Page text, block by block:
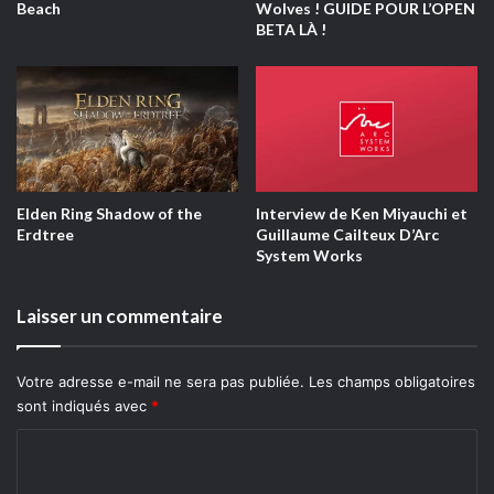
utilisées. L’accent a été mis sur l’épique, pourtant les
compositions sont régulièrement mal utilisées. On se
retrouve souvent avec des envolées dignes des plus
grands opéra, pour parler cuisine, pêche ou de banalités.
On notera qu’elles soutiennent bien l’action qui représente
tout de même 80% de la durée de vie du titre. Quoi qu’il en
soit, le mot qui qualifie le mieux les musiques sur le titre
est : oubliable.
Beach
Wolves ! GUIDE POUR L’OPEN
BETA LÀ !
Elden Ring Shadow of the
Erdtree
Interview de Ken Miyauchi et
Guillaume Cailteux D’Arc
System Works
Laisser un commentaire
Votre adresse e-mail ne sera pas publiée. Les champs obligatoires
sont indiqués avec *